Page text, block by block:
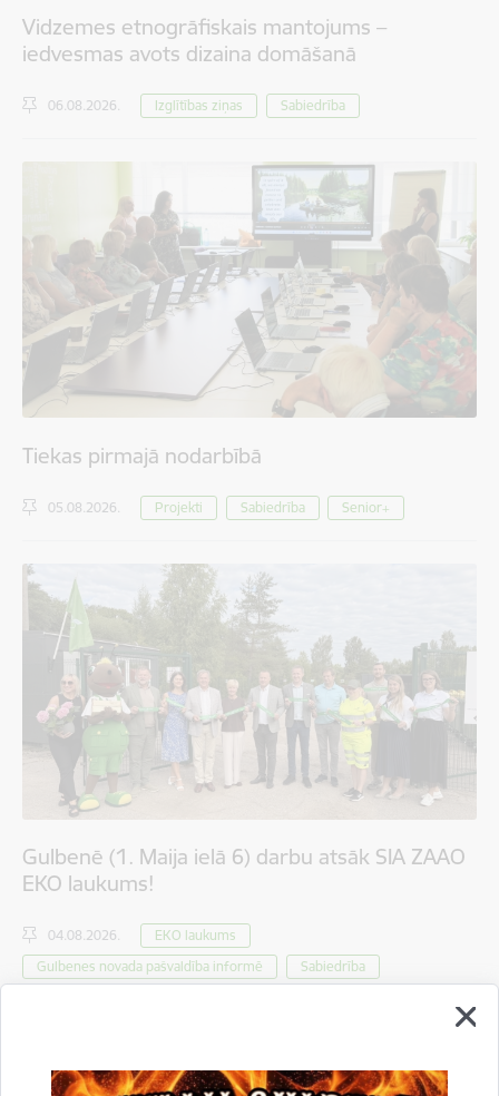
Vidzemes etnogrāfiskais mantojums –
iedvesmas avots dizaina domāšanā
06.08.2026. Izglītības ziņas Sabiedrība
Tiekas pirmajā nodarbībā
05.08.2026. Projekti Sabiedrība Senior+
Gulbenē (1. Maija ielā 6) darbu atsāk SIA ZAAO
EKO laukums!
04.08.2026.
EKO laukums
Gulbenes novada pašvaldība informē
Sabiedrība